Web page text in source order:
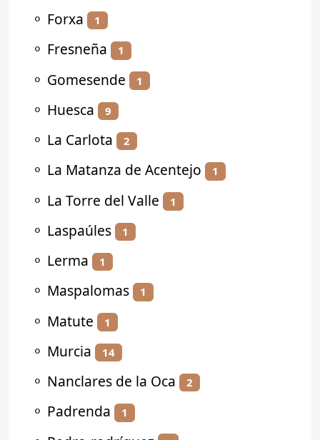
⚬ Forxa 1
⚬ Fresneña 1
⚬ Gomesende 1
⚬ Huesca 9
⚬ La Carlota 2
⚬ La Matanza de Acentejo 1
⚬ La Torre del Valle 1
⚬ Laspaúles 1
⚬ Lerma 1
⚬ Maspalomas 1
⚬ Matute 1
⚬ Murcia 14
⚬ Nanclares de la Oca 2
⚬ Padrenda 1